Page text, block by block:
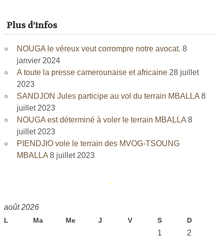
Plus d’infos
NOUGA le véreux veut corrompre notre avocat. 8
janvier 2024
A toute la presse camerounaise et africaine 28 juillet
2023
SANDJON Jules participe au vol du terrain MBALLA 8
juillet 2023
NOUGA est déterminé à voler le terrain MBALLA 8
juillet 2023
PIENDJIO vole le terrain des MVOG-TSOUNG
MBALLA 8 juillet 2023
août 2026
L Ma Me J V S D
1
2